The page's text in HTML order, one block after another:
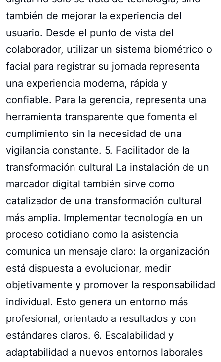
también de mejorar la experiencia del
usuario. Desde el punto de vista del
colaborador, utilizar un sistema biométrico o
facial para registrar su jornada representa
una experiencia moderna, rápida y
confiable. Para la gerencia, representa una
herramienta transparente que fomenta el
cumplimiento sin la necesidad de una
vigilancia constante. 5. Facilitador de la
transformación cultural La instalación de un
marcador digital también sirve como
catalizador de una transformación cultural
más amplia. Implementar tecnología en un
proceso cotidiano como la asistencia
comunica un mensaje claro: la organización
está dispuesta a evolucionar, medir
objetivamente y promover la responsabilidad
individual. Esto genera un entorno más
profesional, orientado a resultados y con
estándares claros. 6. Escalabilidad y
adaptabilidad a nuevos entornos laborales